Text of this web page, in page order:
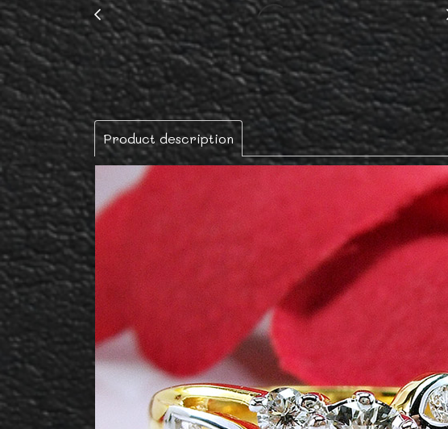
Product description